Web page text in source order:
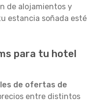
de alojamientos y
estancia soñada esté
para tu hotel
de ofertas de
entre distintos